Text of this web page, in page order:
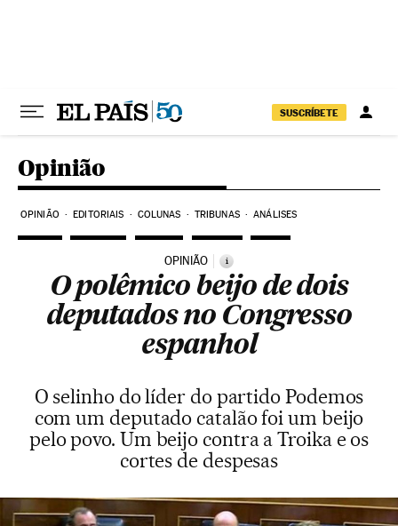
SUSCRÍBETE
Opinião
OPINIÃO EDITORIAIS COLUNAS TRIBUNAS ANÁLISES
OPINIÃO i
O polêmico beijo de dois
deputados no Congresso
espanhol
O selinho do líder do partido Podemos
com um deputado catalão foi um beijo
pelo povo. Um beijo contra a Troika e os
cortes de despesas